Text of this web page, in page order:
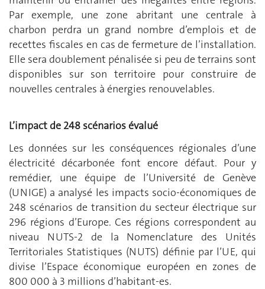
Par exemple, une zone abritant une centrale à
charbon perdra un grand nombre d’emplois et de
recettes fiscales en cas de fermeture de l’installation.
Elle sera doublement pénalisée si peu de terrains sont
disponibles sur son territoire pour construire de
nouvelles centrales à énergies renouvelables.
L’impact de 248 scénarios évalué
Les données sur les conséquences régionales d’une
électricité décarbonée font encore défaut. Pour y
remédier, une équipe de l’Université de Genève
(UNIGE) a analysé les impacts socio-économiques de
248 scénarios de transition du secteur électrique sur
296 régions d’Europe. Ces régions correspondent au
niveau NUTS‑2 de la Nomenclature des Unités
Territoriales Statistiques (NUTS) définie par l’UE, qui
divise l’Espace économique européen en zones de
800 000 à 3 millions d’habitant-es.